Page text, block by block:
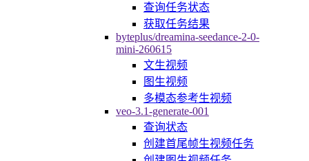
查询任务状态
获取任务结果
byteplus/dreamina-seedance-2-0-
mini-260615
文生视频
图生视频
多模态参考生视频
veo-3.1-generate-001
查询状态
创建首尾帧生视频任务